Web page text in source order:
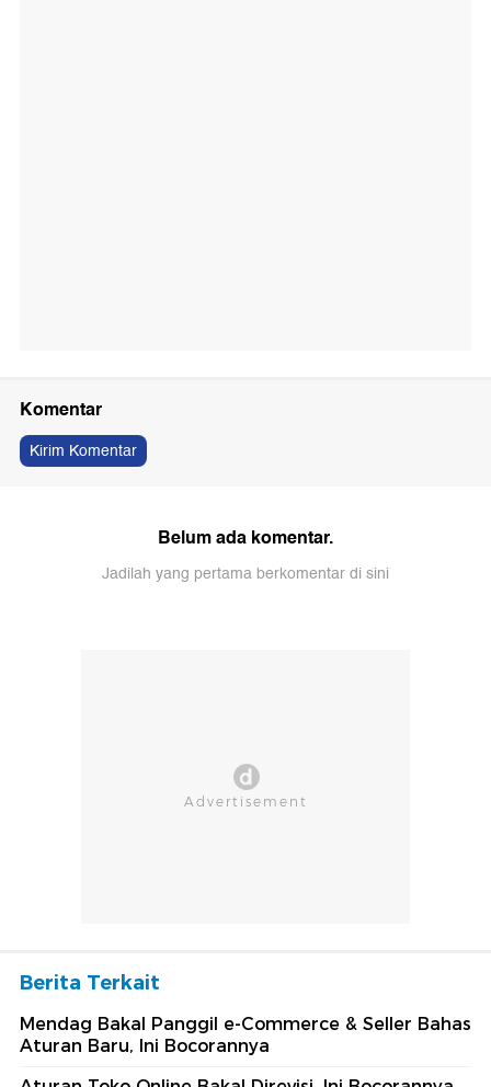
Komentar
Kirim Komentar
Belum ada komentar.
Jadilah yang pertama berkomentar di sini
Berita Terkait
Mendag Bakal Panggil e-Commerce & Seller Bahas
Aturan Baru, Ini Bocorannya